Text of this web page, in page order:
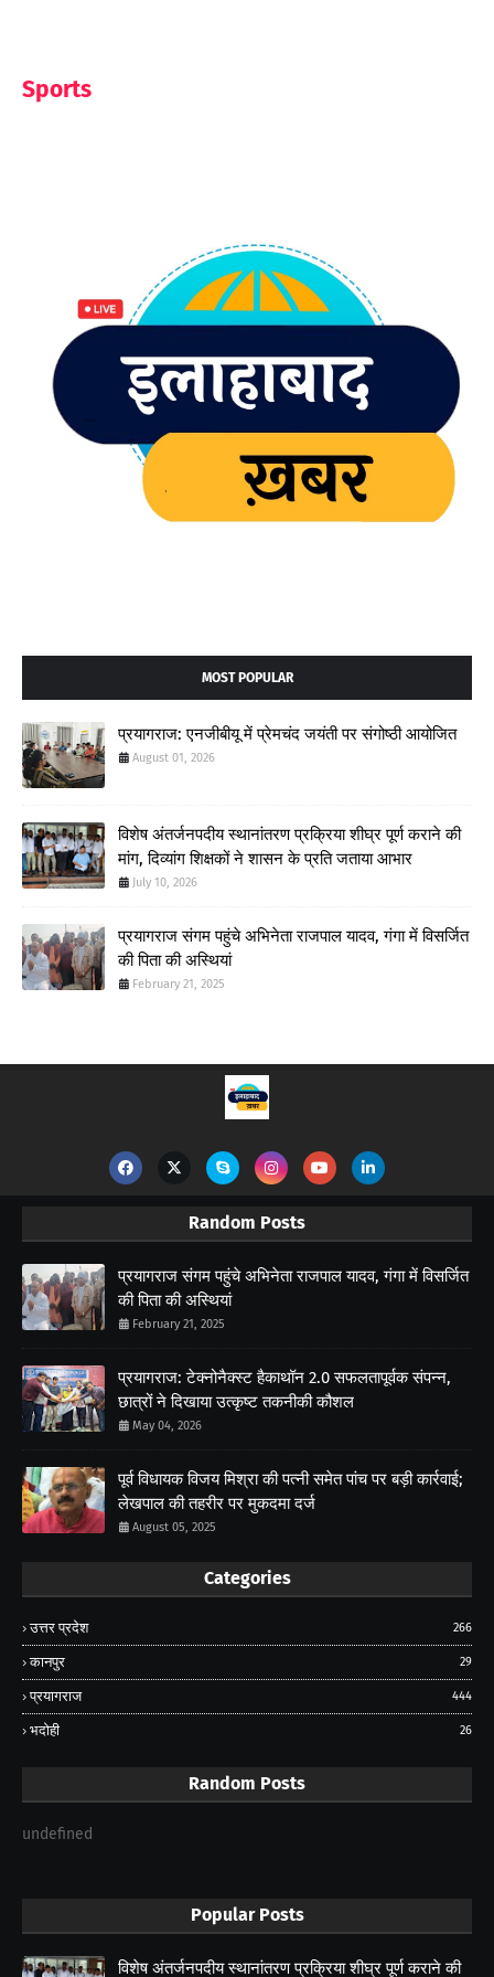
Sports
MOST POPULAR
प्रयागराज: एनजीबीयू में प्रेमचंद जयंती पर संगोष्ठी आयोजित
August 01, 2026
विशेष अंतर्जनपदीय स्थानांतरण प्रक्रिया शीघ्र पूर्ण कराने की
मांग, दिव्यांग शिक्षकों ने शासन के प्रति जताया आभार
July 10, 2026
प्रयागराज संगम पहुंचे अभिनेता राजपाल यादव, गंगा में विसर्जित
की पिता की अस्थियां
February 21, 2025
Random Posts
प्रयागराज संगम पहुंचे अभिनेता राजपाल यादव, गंगा में विसर्जित
की पिता की अस्थियां
February 21, 2025
प्रयागराज: टेक्नोनैक्स्ट हैकाथॉन 2.0 सफलतापूर्वक संपन्न,
छात्रों ने दिखाया उत्कृष्ट तकनीकी कौशल
May 04, 2026
पूर्व विधायक विजय मिश्रा की पत्नी समेत पांच पर बड़ी कार्रवाई;
लेखपाल की तहरीर पर मुकदमा दर्ज
August 05, 2025
Categories
उत्तर प्रदेश 266
कानपुर 29
प्रयागराज 444
भदोही 26
Random Posts
undefined
Popular Posts
विशेष अंतर्जनपदीय स्थानांतरण प्रक्रिया शीघ्र पूर्ण कराने की